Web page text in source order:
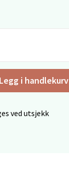
Legg i handlekurv
ved utsjekk